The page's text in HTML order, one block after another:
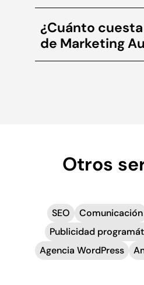
¿Cuánto
de Marketing
Otros
SEO Comunicación
Publicidad
Agencia WordPress